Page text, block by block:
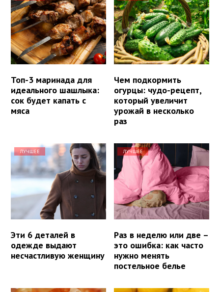
Топ-3 маринада для
идеального шашлыка:
сок будет капать с
мяса
Чем подкормить
огурцы: чудо-рецепт,
который увеличит
урожай в несколько
раз
ЛУЧШЕЕ
Эти 6 деталей в
одежде выдают
несчастливую женщину
ЛУЧШЕЕ
Раз в неделю или две –
это ошибка: как часто
нужно менять
постельное белье